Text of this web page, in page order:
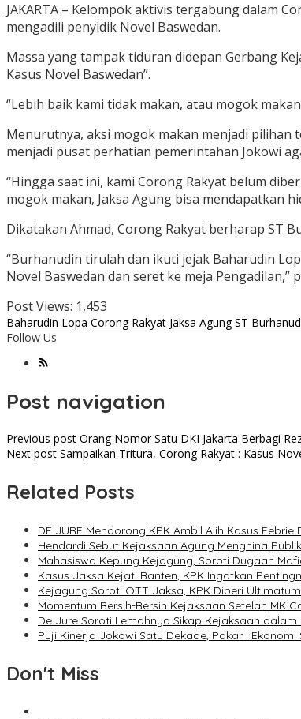
JAKARTA – Kelompok aktivis tergabung dalam
mengadili penyidik Novel Baswedan.
Massa yang tampak tiduran didepan Gerbang
Kasus Novel Baswedan”.
“Lebih baik kami tidak makan, atau mogok
Menurutnya, aksi mogok makan menjadi pilihan
menjadi pusat perhatian pemerintahan Jokowi
“Hingga saat ini, kami Corong Rakyat belum
mogok makan, Jaksa Agung bisa mendapatkan
Dikatakan Ahmad, Corong Rakyat berharap ST
“Burhanudin tirulah dan ikuti jejak Baharudin
Novel Baswedan dan seret ke meja Pengadilan,”
Post Views: 1,453
Baharudin Lopa Corong Rakyat Jaksa Agung ST
Follow Us
Post navigation
Previous post Orang Nomor Satu DKI Jakarta Berbagi
Next post Sampaikan Tritura, Corong Rakyat : Kasus
Related Posts
DE JURE Mendorong KPK Ambil Alih Kasus
Hendardi Sebut Kejaksaan Agung Menghina
Mahasiswa Kepung Kejagung, Soroti Dugaan
Kasus Jaksa Kejati Banten, KPK Ingatkan
Kejagung Soroti OTT Jaksa, KPK Diberi Ultimatum
Momentum Bersih-Bersih Kejaksaan Setelah MK
De Jure Soroti Lemahnya Sikap Kejaksaan dalam
Puji Kinerja Jokowi Satu Dekade, Pakar : Ekonomi
Don't Miss